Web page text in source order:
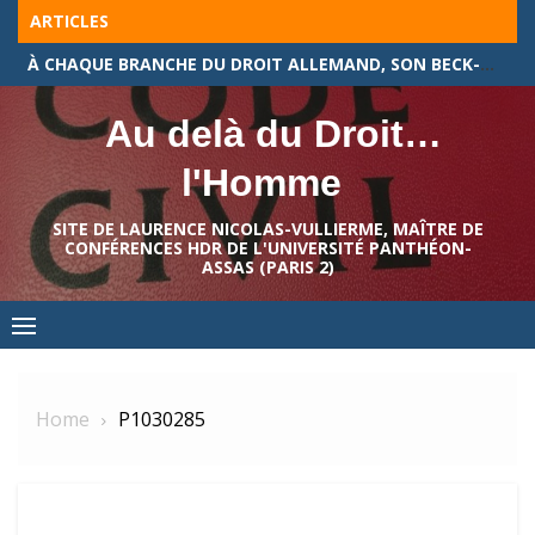
Skip
content
ARTICLES
À CHAQUE BRANCHE DU DROIT ALLEMAND, SON BECK-TEXTE !
Au delà du Droit…
l'Homme
SITE DE LAURENCE NICOLAS-VULLIERME, MAÎTRE DE
CONFÉRENCES HDR DE L'UNIVERSITÉ PANTHÉON-
ASSAS (PARIS 2)
Home P1030285